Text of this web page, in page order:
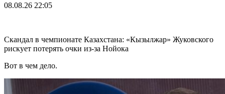
08.08.26 22:05
Скандал в чемпионате Казахстана: «Кызылжар» Жуковского
рискует потерять очки из-за Нойока
Вот в чем дело.